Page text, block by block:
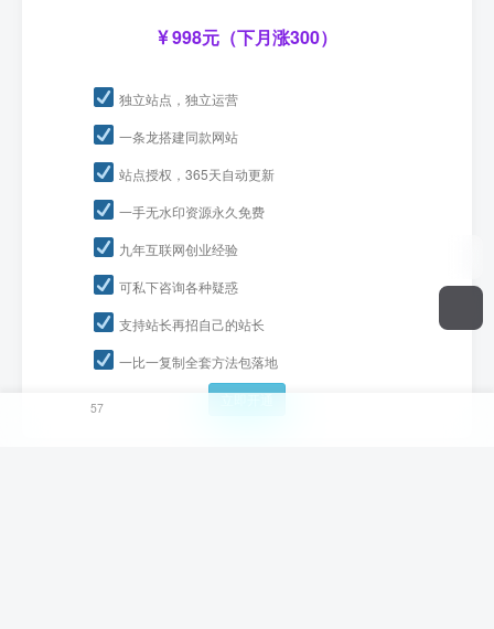
998元（下月涨300）
独立站点，独立运营
一条龙搭建同款网站
站点授权，365天自动更新
一手无水印资源永久免费
九年互联网创业经验
可私下咨询各种疑惑
支持站长再招自己的站长
一比一复制全套方法包落地
立即开通
57